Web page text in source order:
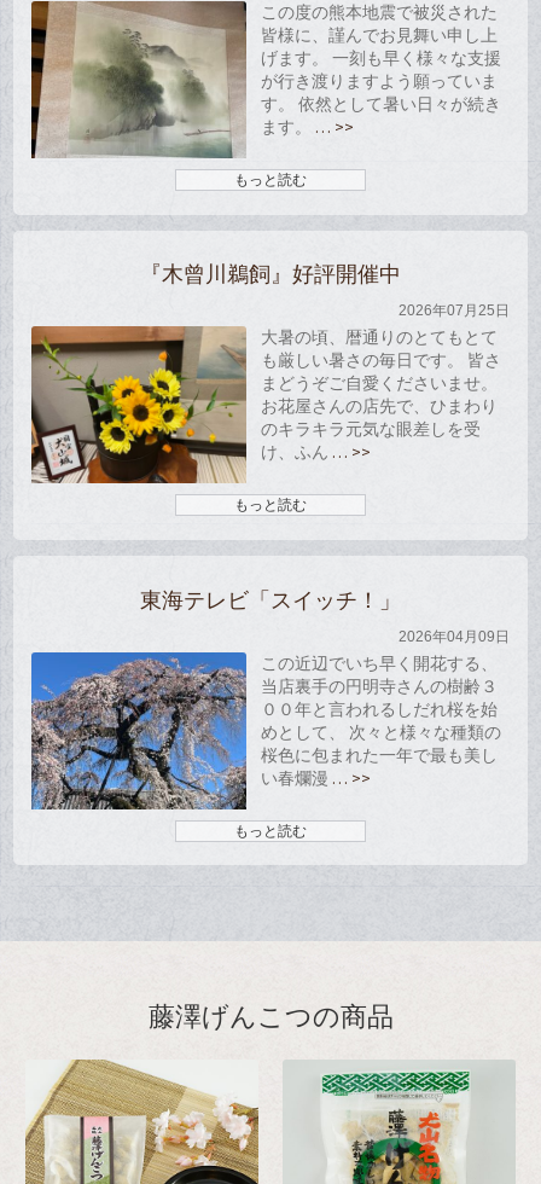
この度の熊本地震で被災された
皆様に、謹んでお見舞い申し上
げます。 一刻も早く様々な支援
が行き渡りますよう願っていま
す。 依然として暑い日々が続き
ます。
… >>
もっと読む
『木曾川鵜飼』好評開催中
2026年07月25日
大暑の頃、暦通りのとてもとて
も厳しい暑さの毎日です。 皆さ
まどうぞご自愛くださいませ。
お花屋さんの店先で、ひまわり
のキラキラ元気な眼差しを受
け、ふん … >>
もっと読む
東海テレビ「スイッチ！」
2026年04月09日
この近辺でいち早く開花する、
当店裏手の円明寺さんの樹齢３
００年と言われるしだれ桜を始
めとして、 次々と様々な種類の
桜色に包まれた一年で最も美し
い春爛漫 … >>
もっと読む
藤澤げんこつの商品